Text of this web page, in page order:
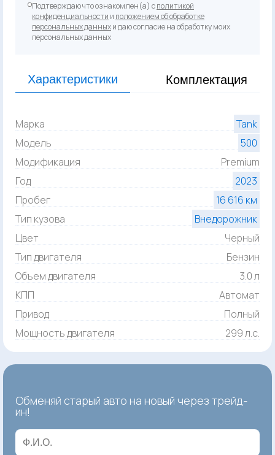
Подтверждаю что ознакомлен(а) сполитикой
конфиденциальности и положением об обработке
персональных данныхи даю согласие на обработку моих
персональных данных
Характеристики Комплектация
Марка
Tank
Модель
500
Модификация
Premium
Год
2023
Пробег
16 616 км
Тип кузова
Внедорожник
Цвет
Черный
Тип двигателя
Бензин
Объем двигателя
3.0 л
КПП
Автомат
Привод
Полный
Мощность двигателя
299 л.с.
Обменяй старый авто на новый через трейд-
ин!